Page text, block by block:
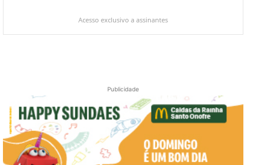
Acesso exclusivo a assinantes
Publicidade